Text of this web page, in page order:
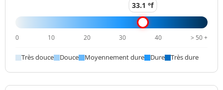
à 36°-44h
Magnésium 5,6 mg(Mg)/L
Ammonium (en NH4) <0,01 mg/L <=0,1 mg/L
Odeur (qualitatif)
changement
33.1 °f
0 10 20 30 40 > 50 +
Très douce Douce Moyennement dure Dure Très dure